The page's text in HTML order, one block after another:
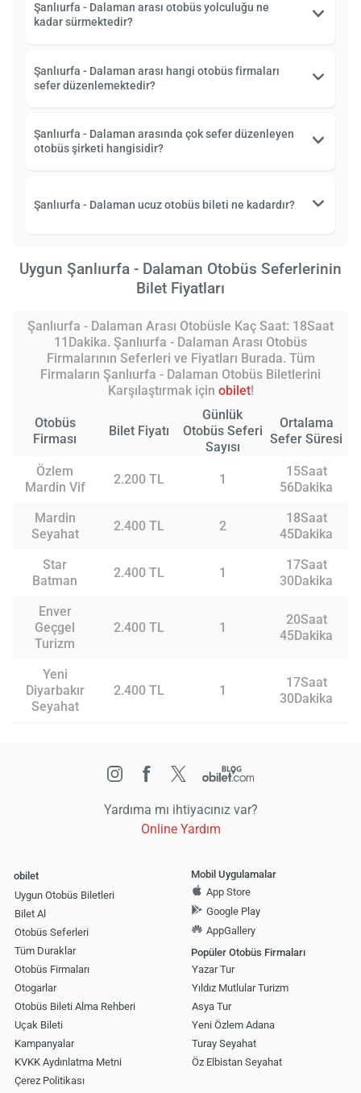
Şanlıurfa - Dalaman arası otobüs yolculuğu ne
kadar sürmektedir?
Şanlıurfa - Dalaman arası hangi otobüs firmaları
sefer düzenlemektedir?
Şanlıurfa - Dalaman arasında çok sefer düzenleyen
otobüs şirketi hangisidir?
Şanlıurfa - Dalaman ucuz otobüs bileti ne kadardır?
Uygun Şanlıurfa - Dalaman Otobüs Seferlerinin
Bilet Fiyatları
Şanlıurfa - Dalaman Arası Otobüsle Kaç Saat: 18Saat
11Dakika. Şanlıurfa - Dalaman Arası Otobüs
Firmalarının Seferleri ve Fiyatları Burada. Tüm
Firmaların Şanlıurfa - Dalaman Otobüs Biletlerini
Karşılaştırmak için obilet!
Otobüs
Firması
Bilet Fiyatı
Günlük
Otobüs Seferi
Sayısı
Ortalama
Sefer Süresi
Özlem
Mardin Vif
2.200 TL 1
15Saat
56Dakika
Mardin
Seyahat
2.400 TL 2
18Saat
45Dakika
Star
Batman
2.400 TL 1
17Saat
30Dakika
Enver
Geçgel
Turizm
2.400 TL 1
20Saat
45Dakika
Yeni
Diyarbakır
Seyahat
2.400 TL 1
17Saat
30Dakika
Yardıma mı ihtiyacınız var?
Online Yardım
obilet
Uygun Otobüs Biletleri
Bilet Al
Otobüs Seferleri
Tüm Duraklar
Otobüs Firmaları
Otogarlar
Otobüs Bileti Alma Rehberi
Uçak Bileti
Kampanyalar
KVKK Aydınlatma Metni
Çerez Politikası
Mobil Uygulamalar
App Store
Google Play
AppGallery
Popüler Otobüs Firmaları
Yazar Tur
Yıldız Mutlular Turizm
Asya Tur
Yeni Özlem Adana
Turay Seyahat
Öz Elbistan Seyahat